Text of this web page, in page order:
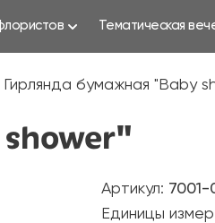
Тематическая
Гирлянда бумажная "Baby
Артикул: 7001-
Единицы